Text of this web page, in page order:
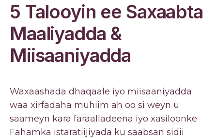
5 Talooyin ee Saxaabta
Maaliyadda &
Miisaaniyadda
Waxaashada dhaqaale iyo miisaaniyadda
waa xirfadaha muhiim ah oo si weyn u
saameyn kara faraalladeena iyo xasiloonke
Fahamka istaratiijiyada ku saabsan sidii